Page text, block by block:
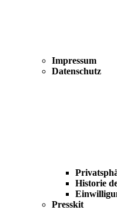
Impressum
Datenschutz
Historie
Presskit